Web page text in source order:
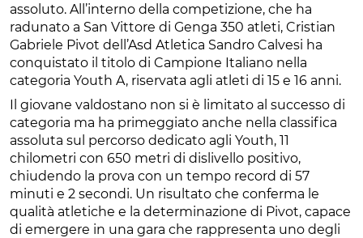
assoluto. All’interno della competizione, che ha
radunato a San Vittore di Genga 350 atleti, Cristian
Gabriele Pivot dell’Asd Atletica Sandro Calvesi ha
conquistato il titolo di Campione Italiano nella
categoria Youth A, riservata agli atleti di 15 e 16 anni.
Il giovane valdostano non si è limitato al successo di
categoria ma ha primeggiato anche nella classifica
assoluta sul percorso dedicato agli Youth, 11
chilometri con 650 metri di dislivello positivo,
chiudendo la prova con un tempo record di 57
minuti e 2 secondi. Un risultato che conferma le
qualità atletiche e la determinazione di Pivot, capace
di emergere in una gara che rappresenta uno degli